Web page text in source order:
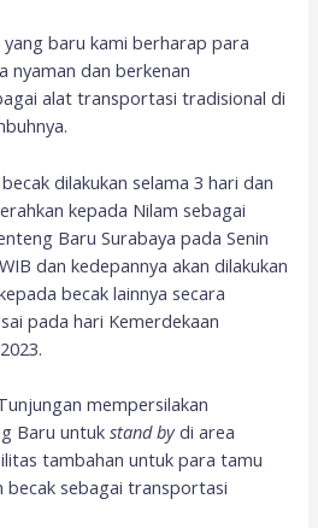
baru kami berharap para
nyaman dan berkenan
alat transportasi tradisional di
dilakukan selama 3 hari dan
kepada Nilam sebagai
Baru Surabaya pada Senin
dan kedepannya akan dilakukan
becak lainnya secara
pada hari Kemerdekaan
mempersilakan
Baru untukstand bydi area
tambahan untuk para tamu
becak sebagai transportasi